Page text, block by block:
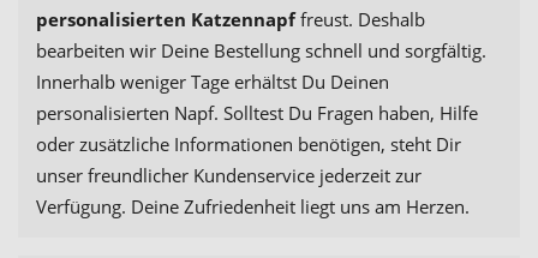
personalisierten Katzennapffreust. Deshalb
bearbeiten wir Deine Bestellung schnell und sorgfältig.
Innerhalb weniger Tage erhältst Du Deinen
personalisierten Napf. Solltest Du Fragen haben, Hilfe
oder zusätzliche Informationen benötigen, steht Dir
unser freundlicher Kundenservice jederzeit zur
Verfügung. Deine Zufriedenheit liegt uns am Herzen.